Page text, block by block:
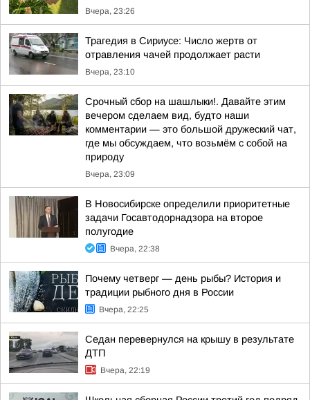
Вчера, 23:26
Трагедия в Сириусе: Число жертв от
отравления чачей продолжает расти
Вчера, 23:10
Срочный сбор на шашлыки!. Давайте этим
вечером сделаем вид, будто наши
комментарии — это большой дружеский чат,
где мы обсуждаем, что возьмём с собой на
природу
Вчера, 23:09
В Новосибирске определили приоритетные
задачи Госавтодорнадзора на второе
полугодие
Вчера, 22:38
Почему четверг — день рыбы? История и
традиции рыбного дня в России
Вчера, 22:25
Седан перевернулся на крышу в результате
ДТП
Вчера, 22:19